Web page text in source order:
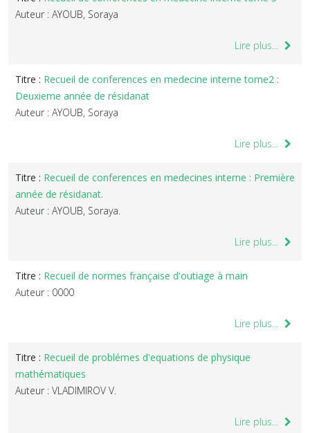
Auteur : AYOUB, Soraya
Lire plus...
Titre : Recueil de conferences en medecine interne tome2 :
Deuxieme année de résidanat
Auteur : AYOUB, Soraya
Lire plus...
Titre : Recueil de conferences en medecines interne : Première
année de résidanat.
Auteur : AYOUB, Soraya.
Lire plus...
Titre : Recueil de normes française d'outiage à main
Auteur : 0000
Lire plus...
Titre : Recueil de problémes d'equations de physique
mathématiques
Auteur : VLADIMIROV V.
Lire plus...